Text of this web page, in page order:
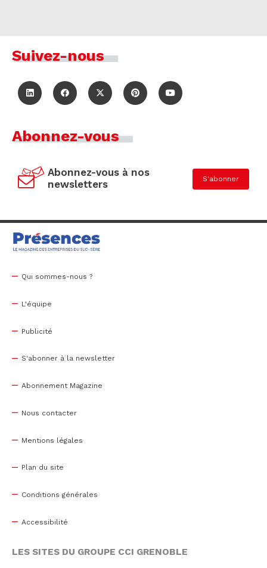
Suivez-nous
Abonnez-vous
Abonnez-vous à nos
newsletters
S'abonner
Qui sommes-nous ?
L'équipe
Publicité
S'abonner à la newsletter
Abonnement Magazine
Nous contacter
Mentions légales
Plan du site
Conditions générales
Accessibilité
LES SITES DU GROUPE CCI GRENOBLE